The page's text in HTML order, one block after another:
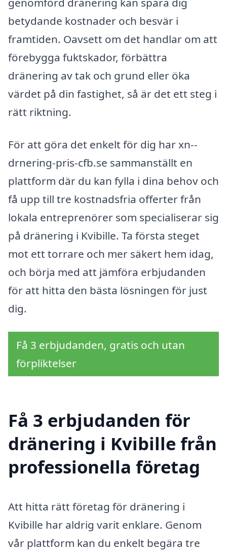
betydande kostnader och besvär i
framtiden. Oavsett om det handlar om att
förebygga fuktskador, förbättra
dränering av tak och grund eller öka
värdet på din fastighet, så är det ett steg i
rätt riktning.
För att göra det enkelt för dig har xn--
drnering-pris-cfb.se sammanställt en
plattform där du kan fylla i dina behov och
få upp till tre kostnadsfria offerter från
lokala entreprenörer som specialiserar sig
på dränering i Kvibille. Ta första steget
mot ett torrare och mer säkert hem idag,
och börja med att jämföra erbjudanden
för att hitta den bästa lösningen för just
dig.
Få 3 erbjudanden, gratis och utan
förpliktelser
Få 3 erbjudanden för
dränering i Kvibille från
professionella företag
Att hitta rätt företag för dränering i
Kvibille har aldrig varit enklare. Genom
vår plattform kan du enkelt begära tre